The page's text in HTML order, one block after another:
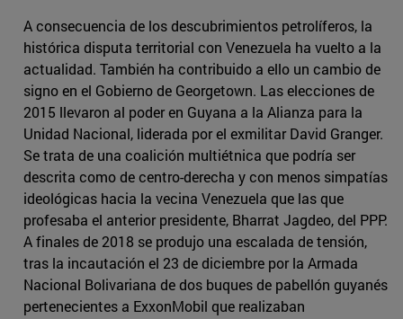
A consecuencia de los descubrimientos petrolíferos, la
histórica disputa territorial con Venezuela ha vuelto a la
actualidad. También ha contribuido a ello un cambio de
signo en el Gobierno de Georgetown. Las elecciones de
2015 llevaron al poder en Guyana a la Alianza para la
Unidad Nacional, liderada por el exmilitar David Granger.
Se trata de una coalición multiétnica que podría ser
descrita como de centro-derecha y con menos simpatías
ideológicas hacia la vecina Venezuela que las que
profesaba el anterior presidente, Bharrat Jagdeo, del PPP.
A finales de 2018 se produjo una escalada de tensión,
tras la incautación el 23 de diciembre por la Armada
Nacional Bolivariana de dos buques de pabellón guyanés
pertenecientes a ExxonMobil que realizaban